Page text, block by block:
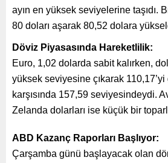
ayın en yüksek seviyelerine taşıdı.
80 doları aşarak 80,52 dolara
Döviz Piyasasında Hareketlilik:
Euro, 1,02 dolarda sabit kalırken,
yüksek seviyesine çıkarak
karşısında 157,59 seviyesindeydi.
Zelanda dolarları ise küçük bir
ABD Kazanç Raporları Başlıyor:
Çarşamba günü başlayacak olan